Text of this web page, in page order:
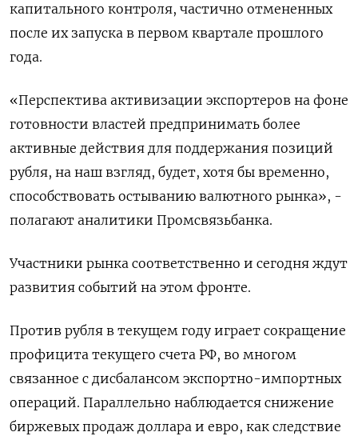
капитального контроля, частично отмененных
после их запуска в первом квартале прошлого
года.
«Перспектива активизации экспортеров на фоне
готовности властей предпринимать более
активные действия для поддержания позиций
рубля, на наш взгляд, будет, хотя бы временно,
способствовать остыванию валютного рынка», -
полагают аналитики Промсвязьбанка.
Участники рынка соответственно и сегодня ждут
развития событий на этом фронте.
Против рубля в текущем году играет сокращение
профицита текущего счета РФ, во многом
связанное с дисбалансом экспортно-импортных
операций. Параллельно наблюдается снижение
биржевых продаж доллара и евро, как следствие